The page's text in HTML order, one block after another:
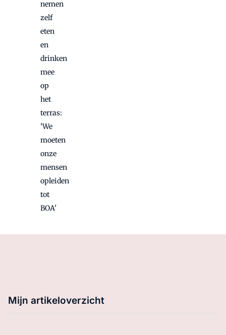
nemen
zelf
eten
en
drinken
mee
op
het
terras:
'We
moeten
onze
mensen
opleiden
tot
BOA'
Mijn artikeloverzicht